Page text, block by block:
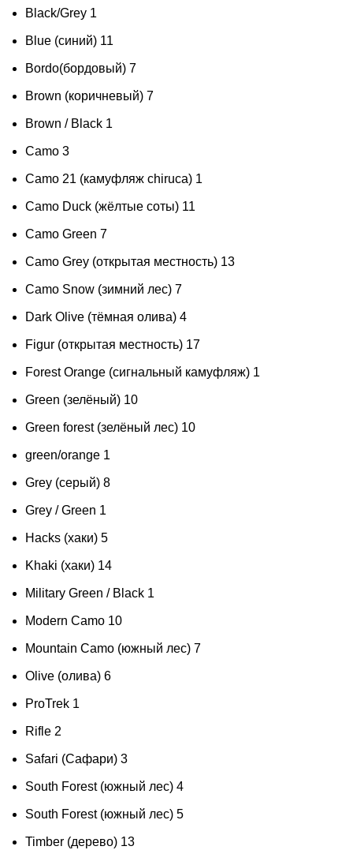
Black/Grey 1
Blue (синий) 11
Bordo(бордовый) 7
Brown (коричневый) 7
Brown / Black 1
Camo 3
Camo 21 (камуфляж chiruca) 1
Camo Duck (жёлтые соты) 11
Camo Green 7
Camo Grey (открытая местность) 13
Camo Snow (зимний лес) 7
Dark Olive (тёмная олива) 4
Figur (открытая местность) 17
Forest Orange (сигнальный камуфляж) 1
Green (зелёный) 10
Green forest (зелёный лес) 10
green/orange 1
Grey (серый) 8
Grey / Green 1
Hacks (хаки) 5
Khaki (хаки) 14
Military Green / Black 1
Modern Cаmo 10
Mountain Camo (южный лес) 7
Olive (олива) 6
ProTrek 1
Rifle 2
Safari (Сафари) 3
South Forest (южный лес) 4
South Forest (южный лес) 5
Timber (дерево) 13